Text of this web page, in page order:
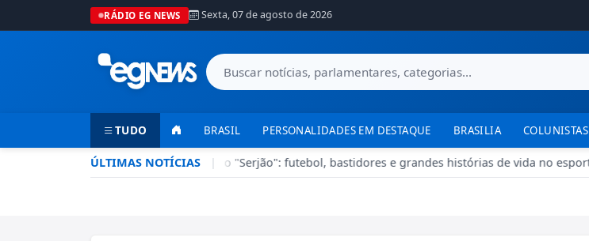
RÁDIO EG NEWS Sexta, 07 de agosto de 2026
TUDO BRASIL PERSONALIDADES EM DESTAQUE BRASILIA COLUNISTAS
ÚLTIMAS NOTÍCIAS |
Esporte em Ação recebe Sérgio Lisboa, o "Serjão": futebol, bastidores e grandes histórias de vida no esporte